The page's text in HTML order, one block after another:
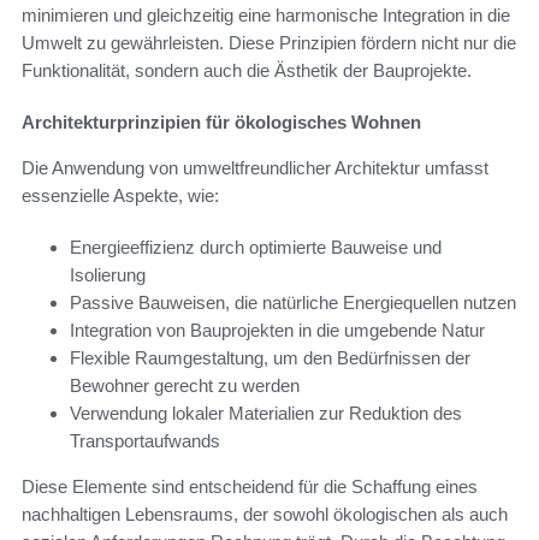
minimieren und gleichzeitig eine harmonische Integration in die
Umwelt zu gewährleisten. Diese Prinzipien fördern nicht nur die
Funktionalität, sondern auch die Ästhetik der Bauprojekte.
Architekturprinzipien für ökologisches Wohnen
Die Anwendung von umweltfreundlicher Architektur umfasst
essenzielle Aspekte, wie:
Energieeffizienz durch optimierte Bauweise und
Isolierung
Passive Bauweisen, die natürliche Energiequellen nutzen
Integration von Bauprojekten in die umgebende Natur
Flexible Raumgestaltung, um den Bedürfnissen der
Bewohner gerecht zu werden
Verwendung lokaler Materialien zur Reduktion des
Transportaufwands
Diese Elemente sind entscheidend für die Schaffung eines
nachhaltigen Lebensraums, der sowohl ökologischen als auch